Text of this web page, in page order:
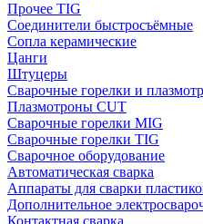
Прочее TIG
Соединители быстросъёмные
Сопла керамические
Цанги
Штуцеры
Сварочные горелки и
Плазмотроны CUT
Сварочные горелки MIG
Сварочные горелки TIG
Сварочное оборудование
Автоматическая сварка
Аппараты для сварки
Дополнительное
Контактная сварка